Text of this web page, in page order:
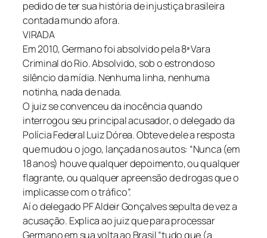
pedido de ter sua história de injustiça brasileira
contada mundo afora.
VIRADA
Em 2010, Germano foi absolvido pela 8ª Vara
Criminal do Rio. Absolvido, sob o estrondoso
silêncio da mídia. Nenhuma linha, nenhuma
notinha, nada de nada.
O juiz se convenceu da inocência quando
interrogou seu principal acusador, o delegado da
Polícia Federal Luiz Dórea. Obteve dele a resposta
que mudou o jogo, lançada nos autos: “Nunca (em
18 anos) houve qualquer depoimento, ou qualquer
flagrante, ou qualquer apreensão de drogas que o
implicasse com o tráfico”.
Aí o delegado PF Aldeir Gonçalves sepulta de vez a
acusação. Explica ao juiz que para processar
Germano em sua volta ao Brasil “tudo que (a